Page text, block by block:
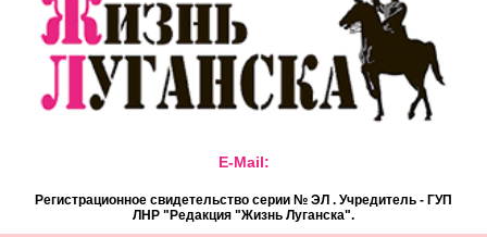
E-Mail:
Регистрационное свидетельство серии № ЭЛ . Учредитель - ГУП
ЛНР "Редакция "Жизнь Луганска".